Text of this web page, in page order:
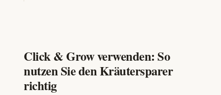
Click & Grow verwenden: So
nutzen Sie den Kräutersparer
richtig